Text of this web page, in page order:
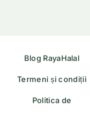
Blog RayaHalal
Termeni și condiții
Politica de